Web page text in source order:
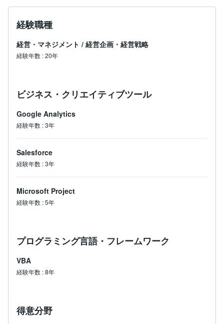
経験職種
経営・マネジメント / 経営企画・経営戦略
経験年数 :20年
ビジネス・クリエイティブツール
Google Analytics
経験年数 :3年
Salesforce
経験年数 :3年
Microsoft Project
経験年数 :5年
プログラミング言語・フレームワーク
VBA
経験年数 :8年
得意分野